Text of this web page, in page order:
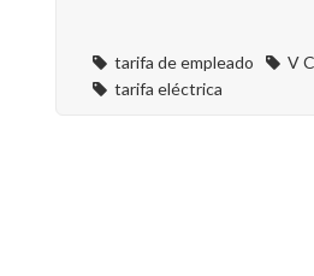
tarifa de empleado
V
tarifa eléctrica